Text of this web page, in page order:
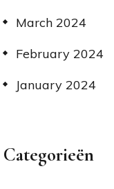
March 2024
February 2024
January 2024
Categorieën